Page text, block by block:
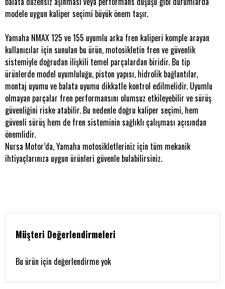
modele uygun kaliper seçimi büyük önem taşır.
Yamaha NMAX 125 ve 155 uyumlu arka fren kaliperi komple arayan
kullanıcılar için sunulan bu ürün, motosikletin fren ve güvenlik
sistemiyle doğrudan ilişkili temel parçalardan biridir. Bu tip
ürünlerde model uyumluluğu, piston yapısı, hidrolik bağlantılar,
montaj uyumu ve balata uyumu dikkatle kontrol edilmelidir. Uyumlu
olmayan parçalar fren performansını olumsuz etkileyebilir ve sürüş
güvenliğini riske atabilir. Bu nedenle doğru kaliper seçimi, hem
güvenli sürüş hem de fren sisteminin sağlıklı çalışması açısından
önemlidir.
Nursa Motor’da, Yamaha motosikletleriniz için tüm mekanik
ihtiyaçlarınıza uygun ürünleri güvenle bulabilirsiniz.
Müşteri Değerlendirmeleri
Bu ürün için değerlendirme yok